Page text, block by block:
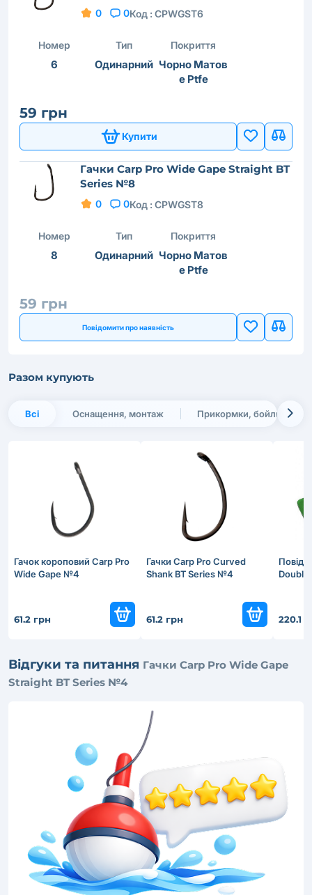
0 0Код : CPWGST6
Номер
6
Тип
Одинарний
Покриття
Чорно Матов
е Ptfe
59 грн
Купити
Гачки Carp Pro Wide Gape Straight BT
Series №8
0 0Код : CPWGST8
Номер
8
Тип
Одинарний
Покриття
Чорно Матов
е Ptfe
59 грн
Повідомити про наявність
Разом купують
Всі Оснащення, монтаж Прикормки, бойли,
Гачок короповий Carp Pro
Wide Gape №4
61.2 грн
Гачки Carp Pro Curved
Shank BT Series №4
61.2 грн
Double
220.1
Відгуки та питання Гачки Carp Pro Wide Gape
Straight BT Series №4